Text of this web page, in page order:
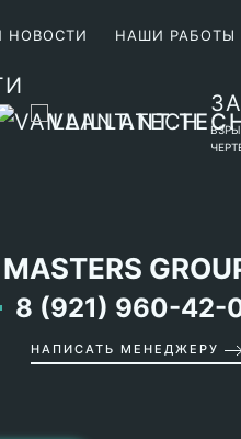
НОВОСТИ НАШИ РАБОТЫ
MASTERS
8 (921) 960-42-
НАПИСАТЬ МЕНЕДЖЕРУ